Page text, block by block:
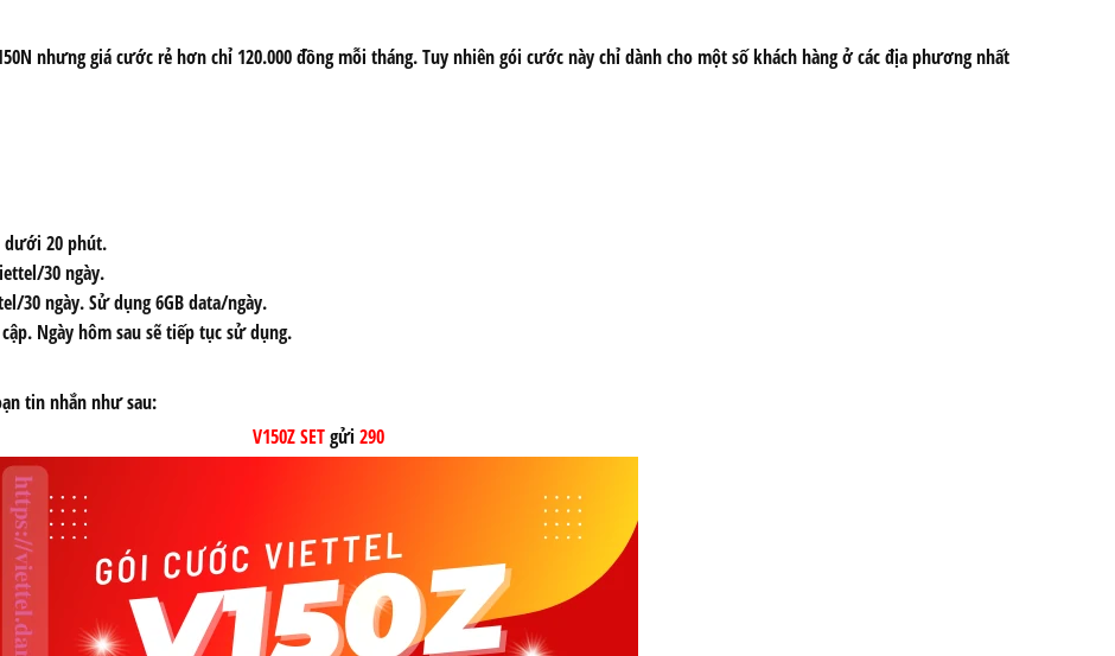
nhưng giá cước rẻ hơn chỉ 120.000 đồng mỗi tháng. Tuy nhiên gói cước này chỉ dành cho một số khách hàng ở các địa phương nhất
dưới 20 phút.
30 ngày.
30 ngày. Sử dụng 6GB data/ngày.
Ngày hôm sau sẽ tiếp tục sử dụng.
tin nhắn như sau:
V150Z SET gửi 290